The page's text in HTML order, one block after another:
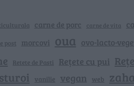
carne de porc carne de vita
post morcovi oua ovo-lacto-
Retete de Pasti Rețete cu pui
vanilie vegan web